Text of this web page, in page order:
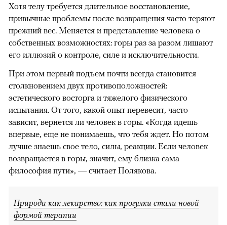
Хотя телу требуется длительное восстановление,
привычные проблемы после возвращения часто теряют
прежний вес. Меняется и представление человека о
собственных возможностях: горы раз за разом лишают
его иллюзий о контроле, силе и исключительности.
При этом первый подъем почти всегда становится
столкновением двух противоположностей:
эстетического восторга и тяжелого физического
испытания. От того, какой опыт перевесит, часто
зависит, вернется ли человек в горы. «Когда идешь
впервые, еще не понимаешь, что тебя ждет. Но потом
лучше знаешь свое тело, силы, реакции. Если человек
возвращается в горы, значит, ему близка сама
философия пути», — считает Полякова.
Природа как лекарство: как прогулки стали новой
формой терапии